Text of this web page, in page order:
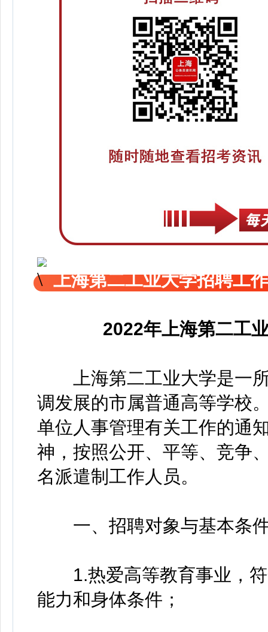
上海第二工业大学招聘工
2022年上海第二工
上海第二工业大学是一所
调发展的市属普通高等学校
单位人事管理有关工作的通
神，按照公开、平等、竞争
名派遣制工作人员。
一、招聘对象与基本条
1.热爱高等教育事业，符
能力和身体条件；